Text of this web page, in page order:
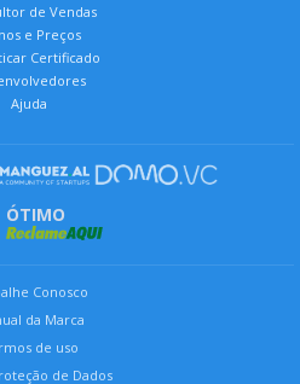
de Vendas
e Preços
Certificado
Ajuda
ÓTIMO
Conosco
da Marca
de uso
de Dados